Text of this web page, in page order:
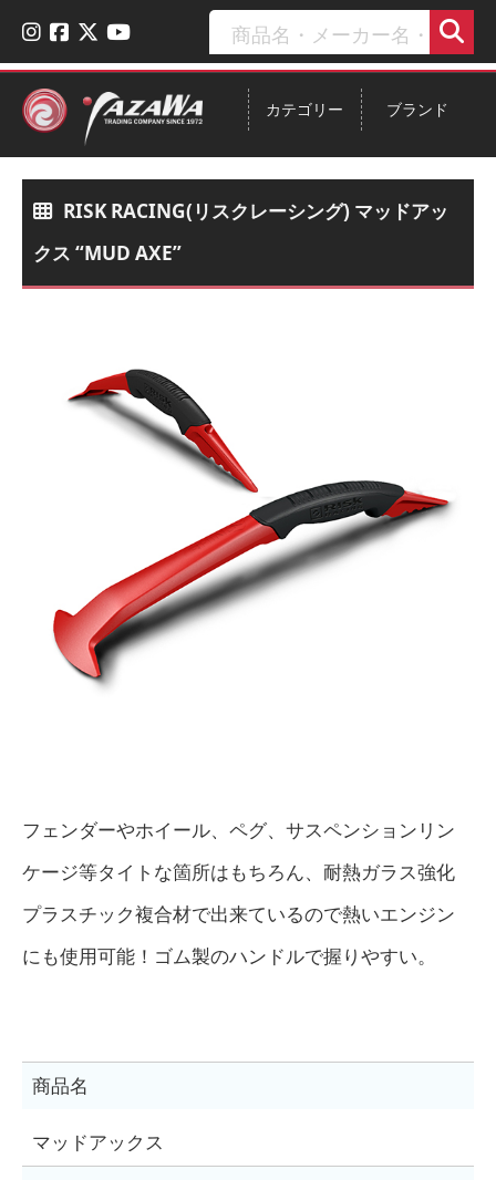
ブランド
カテゴリー
RISK RACING(リスクレーシング) マッドアッ
クス “MUD AXE”
フェンダーやホイール、ペグ、サスペンションリン
ケージ等タイトな箇所はもちろん、耐熱ガラス強化
プラスチック複合材で出来ているので熱いエンジン
にも使用可能！ゴム製のハンドルで握りやすい。
商品名
マッドアックス